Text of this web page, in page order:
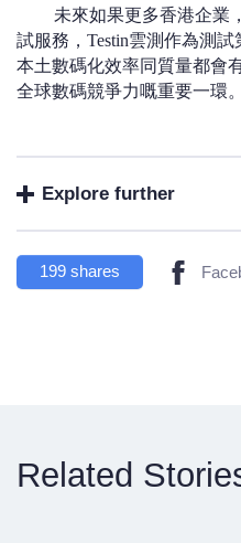
未來如果更多香港企業
試服務，Testin雲測作為測
本土數碼化效率同質量都會
全球數碼競爭力嘅重要一環。
Explore further
199 shares
Related